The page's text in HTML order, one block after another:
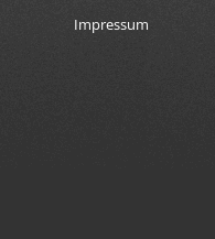
Impressum